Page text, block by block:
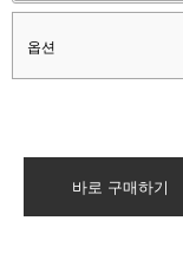
옵션
바로 구매하기